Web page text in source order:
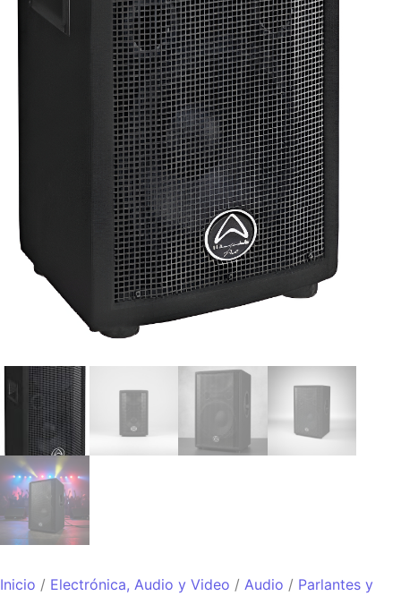
Inicio / Electrónica, Audio y Video / Audio / Parlantes y